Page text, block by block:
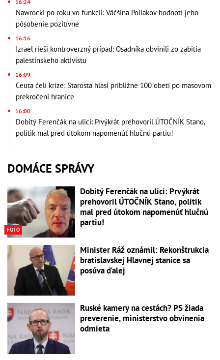
16:24
Nawrocki po roku vo funkcii: Väčšina Poliakov hodnotí jeho
pôsobenie pozitívne
16:16
Izrael rieši kontroverzný prípad: Osadníka obvinili zo zabitia
palestínskeho aktivistu
16:09
Ceuta čelí kríze: Starosta hlási približne 100 obetí po masovom
prekročení hranice
16:00
Dobitý Ferenčák na ulici: Prvýkrát prehovoril ÚTOČNÍK Stano,
politik mal pred útokom napomenúť hlučnú partiu!
DOMÁCE SPRÁVY
FOTO
Dobitý Ferenčák na ulici: Prvýkrát
prehovoril ÚTOČNÍK Stano, politik
mal pred útokom napomenúť hlučnú
partiu!
Minister Ráž oznámil: Rekonštrukcia
bratislavskej Hlavnej stanice sa
posúva ďalej
Ruské kamery na cestách? PS žiada
preverenie, ministerstvo obvinenia
odmieta